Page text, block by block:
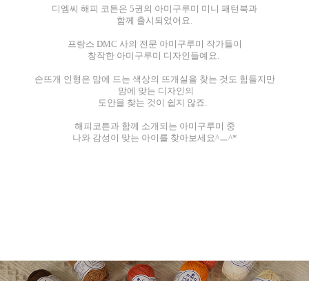
디엠씨 해피 코튼은 5권의 아미구루미 미니 패턴북과
함께 출시되었어요.
프랑스 DMC 사의 전문 아미구루미 작가들이
창작한 아미구루미 디자인들예요.
손뜨개 인형은 맘에 드는 색상의 뜨개실을 찾는 것도 힘들지만
맘에 맞는 디자인의
도안을 찾는 것이 쉽지 않죠.
해피코튼과 함께 소개되는 아미구루미 중
나와 감성이 맞는 아이를 찾아보세요^ㅡ^*